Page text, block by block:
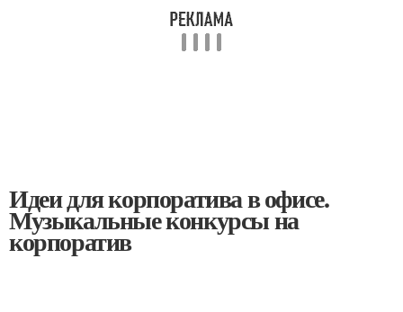
Идеи для корпоратива в офисе.
Музыкальные конкурсы на
корпоратив